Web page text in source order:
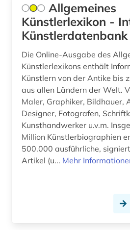
dehio-handbuch (1)
denkmal (5)
denkmalamt (1)
denkmalpflege (6)
denkmalschutz (3)
design (7)
designerin (1)
designregister (1)
Allgemeines
Künstlerlexikon -
Die Online-Ausgabe des
Künstlerlexikons enthält
Künstlern von der Antike bis
aus allen Ländern der Welt.
Maler, Graphiker, Bildhauer,
Designer, Fotografen,
Kunsthandwerker u.v.m.
Million Künstlerbiographien
500.000 ausführliche,
Artikel (u... Mehr